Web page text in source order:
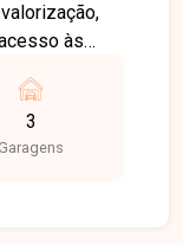
às
e diversos
qualidade
3
Garagens